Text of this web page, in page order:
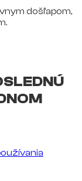
došľapom,